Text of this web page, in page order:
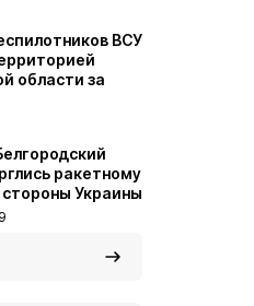
ВСУ
области за
ракетному
стороны Украины